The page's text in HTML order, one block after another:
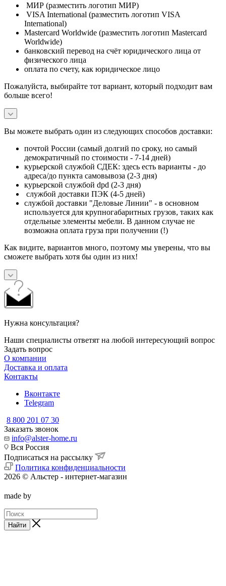
МИР (разместить логотип МИР)
VISA International (разместить логотип VISA
International)
Mastercard Worldwide (разместить логотип Mastercard
Worldwide)
банковский перевод на счёт юридического лица от
физического лица
оплата по счету, как юридическое лицо
Пожалуйста, выбирайте тот вариант, который подходит вам
больше всего!
Вы можете выбрать один из следующих способов доставки:
почтой России (самый долгий по сроку, но самый
демократичный по стоимости - 7-14 дней)
курьерской службой СДЕК: здесь есть варианты - до
адреса/до пункта самовывоза (2-3 дня)
курьерской службой dpd (2-3 дня)
службой доставки ПЭК (4-5 дней)
службой доставки "Деловые Линии" - в основном
используется для крупногабаритных грузов, таких как
отдельные элементы мебели. В данном случае не
возможна оплата груза при получении (!)
Как видите, вариантов много, поэтому мы уверены, что вы
сможете выбрать хотя бы один из них!
Нужна консультация?
Наши специалисты ответят на любой интересующий вопрос
Задать вопрос
О компании
Доставка и оплата
Контакты
Вконтакте
Telegram
8 800 201 07 30
Заказать звонок
info@alster-home.ru
Вся Россия
Подписаться на рассылку
Политика конфиденциальности
2026 © Альстер - интернет-магазин
made by
Найти